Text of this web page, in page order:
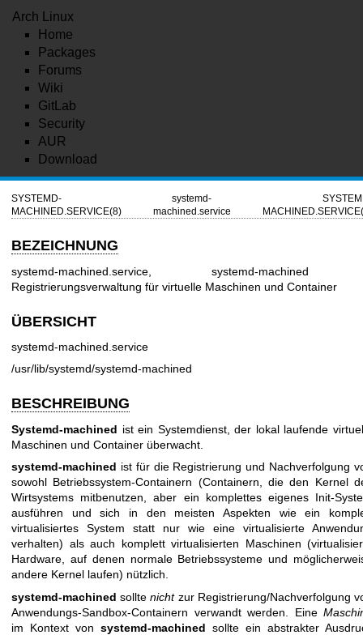
Arch Linux
Home
Packages
Forums
Wiki
GitLab
Security
AUR
Download
SYSTEMD-
MACHINED.SERVICE(8)
systemd-
machined.service
BEZEICHNUNG
systemd-machined.service, systemd-
Registrierungsverwaltung für virtuelle Maschinen und Container
ÜBERSICHT
systemd-machined.service
/usr/lib/systemd/systemd-machined
BESCHREIBUNG
Systemd-machined ist ein Systemdienst, der lokal laufende
Maschinen und Container überwacht.
systemd-machined ist für die Registrierung und Nachverfolgung
sowohl Betriebssystem-Containern (Containern, die den Kernel
Wirtsystems mitbenutzen, aber ein komplettes eigenes Init-
ausführen und sich in den meisten Aspekten wie ein
virtualisiertes System statt nur wie eine virtualisierte
verhalten) als auch komplett virtualisierten Maschinen
Hardware, auf denen normale Betriebssysteme und
andere Kernel laufen) nützlich.
systemd-machined solltenichtzur Registrierung/Nachverfolgung
Anwendungs-Sandbox-Containern verwandt werden. Eine
im Kontext von systemd-machined sollte ein abstrakter